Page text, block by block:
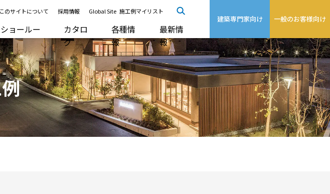
このサイトについて 採用情報 Global Site 施工例マイリスト
ショールー
ム
カタロ
グ
各種情
報
最新情
報
建築専門家向け 一般のお客様向け